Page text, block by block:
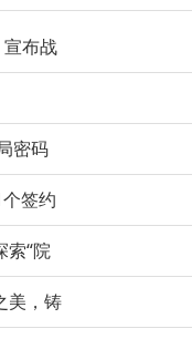
布战
密码
签约
“院
美，铸